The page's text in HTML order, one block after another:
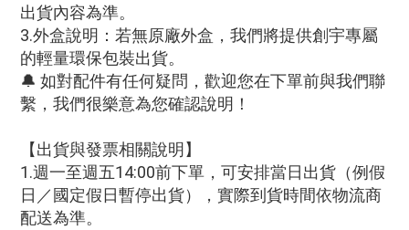
出貨內容為準。
3.外盒說明：若無原廠外盒，我們將提供創宇專屬
的輕量環保包裝出貨。
🔔 如對配件有任何疑問，歡迎您在下單前與我們聯
繫，我們很樂意為您確認說明！
【出貨與發票相關說明】
1.週一至週五14:00前下單，可安排當日出貨（例假
日／國定假日暫停出貨），實際到貨時間依物流商
配送為準。